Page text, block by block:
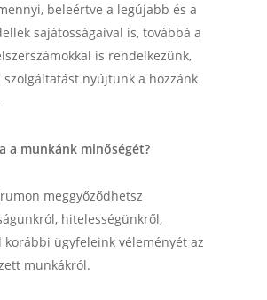
beleértve a legújabb és a
sajátosságaival is, továbbá a
is rendelkezünk,
szolgáltatást nyújtunk a hozzánk
a munkánk minőségét?
meggyőződhetsz
hitelességünkről,
korábbi ügyfeleink véleményét az
munkákról.